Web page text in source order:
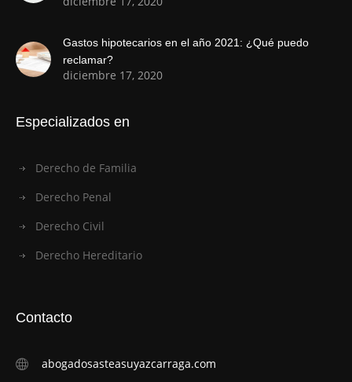
Gastos hipotecarios en el año 2021: ¿Qué puedo
reclamar?
diciembre 17, 2020
Especializados en
Derecho de Familia
Derecho Penal
Derecho Civil
Derecho Hereditario
Contacto
abogadosasteasuyazcarraga.com